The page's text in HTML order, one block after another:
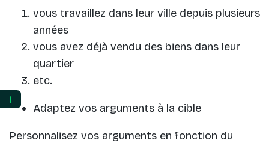
vous travaillez dans leur ville depuis plusieurs
années
vous avez déjà vendu des biens dans leur
quartier
etc.
Adaptez vos arguments à la cible
Personnalisez vos arguments en fonction du
ℹ️